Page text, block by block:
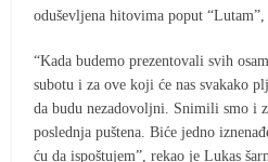
oduševljena hitovima poput
“Kada budemo prezentovali svih
subotu i za ove koji će nas svakako
da budu nezadovoljni. Snimili smo i
poslednja puštena. Biće jedno
ću da ispoštujem”, rekao je Lukas